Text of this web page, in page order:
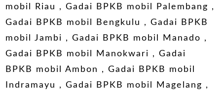
mobil Riau
,Gadai BPKB mobil Palembang ,
Gadai BPKB mobil Bengkulu
,Gadai BPKB
mobil Jambi ,Gadai BPKB mobil Manado ,
Gadai BPKB mobil Manokwari ,Gadai
BPKB mobil Ambon
,Gadai BPKB mobil
Indramayu
,Gadai BPKB mobil Magelang ,